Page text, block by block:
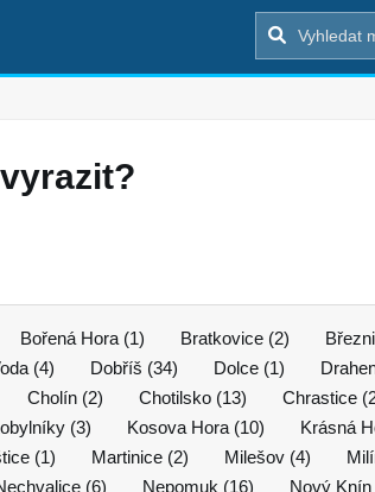
Bořená Hora (1) Bratkovice (2)
(4) Dobříš (34) Dolce (1)
Cholín (2) Chotilsko (13) Chrastice
(3) Kosova Hora (10) Krásná
(1) Martinice (2) Milešov (4)
(6) Nepomuk (16) Nový Knín